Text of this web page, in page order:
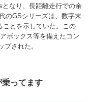
なり、長距離走行での余
のGSシリーズは、数字末
ことを示していた。この
ボックス等を備えたコン
された。
乗ってます